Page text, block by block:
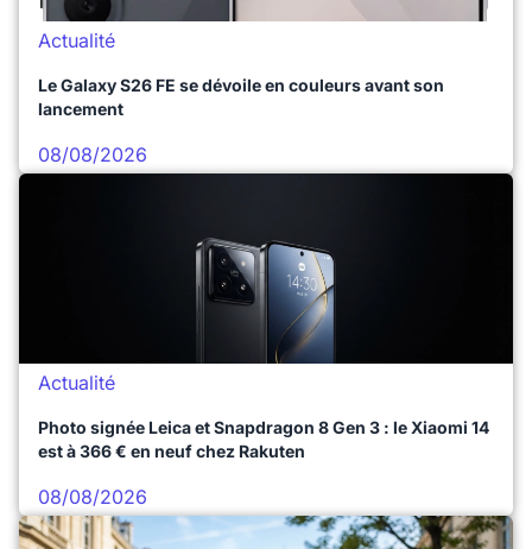
Actualité
Le Galaxy S26 FE se dévoile en couleurs avant son
lancement
08/08/2026
Actualité
Photo signée Leica et Snapdragon 8 Gen 3 : le Xiaomi 14
est à 366 € en neuf chez Rakuten
08/08/2026